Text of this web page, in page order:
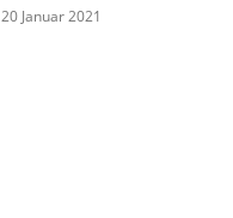
Januar 2021